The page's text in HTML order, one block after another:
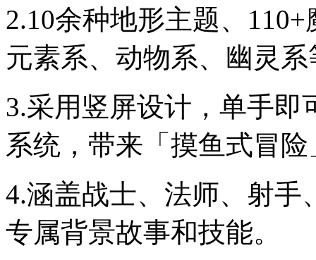
2.10余种地形主题、
元素系、动物系、幽灵
3.采用竖屏设计，单手
系统，带来「摸鱼式冒
4.涵盖战士、法师、射手
专属背景故事和技能。